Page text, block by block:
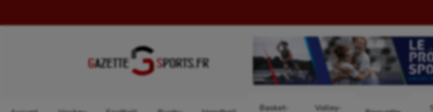
Basket-
Volley-